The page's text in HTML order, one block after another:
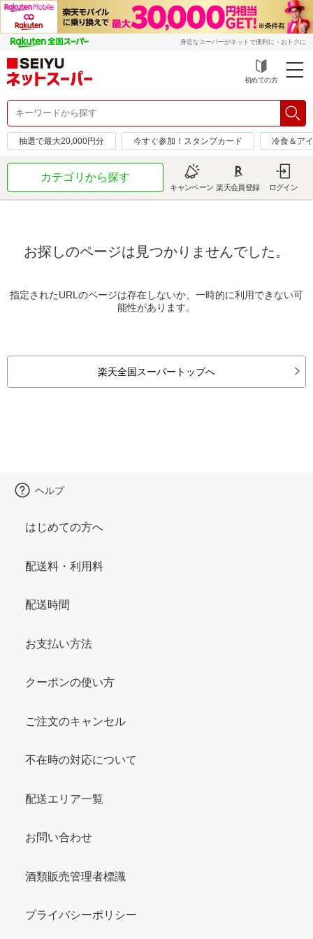
身近なスーパーがネットで便利に・おトクに
初めての方
抽選で最大20,000円分 今すぐ参加！スタンプカード 冷食＆ア
カテゴリから探す
キャンペーン 楽天会員登録 ログイン
お探しのページは見つかりませんでした。
指定されたURLのページは存在しないか、一時的に利用できない可
能性があります。
楽天全国スーパートップへ
ヘルプ
はじめての方へ
配送料・利用料
配送時間
お支払い方法
クーポンの使い方
ご注文のキャンセル
不在時の対応について
配送エリア一覧
お問い合わせ
酒類販売管理者標識
プライバシーポリシー